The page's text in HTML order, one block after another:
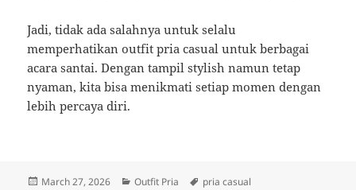
Jadi, tidak ada salahnya untuk selalu
memperhatikan outfit pria casual untuk berbagai
acara santai. Dengan tampil stylish namun tetap
nyaman, kita bisa menikmati setiap momen dengan
lebih percaya diri.
Posted
March 27, 2026 Categories
Outfit Pria Tags
pria casual